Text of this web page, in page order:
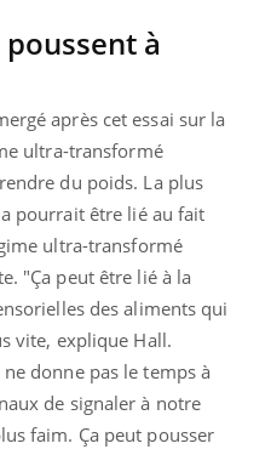
à
après cet essai sur la
ultra-transformé
du poids. La plus
pourrait être lié au fait
ultra-transformé
"Ça peut être lié à la
des aliments qui
vite, explique Hall.
donne pas le temps à
de signaler à notre
faim. Ça peut pousser